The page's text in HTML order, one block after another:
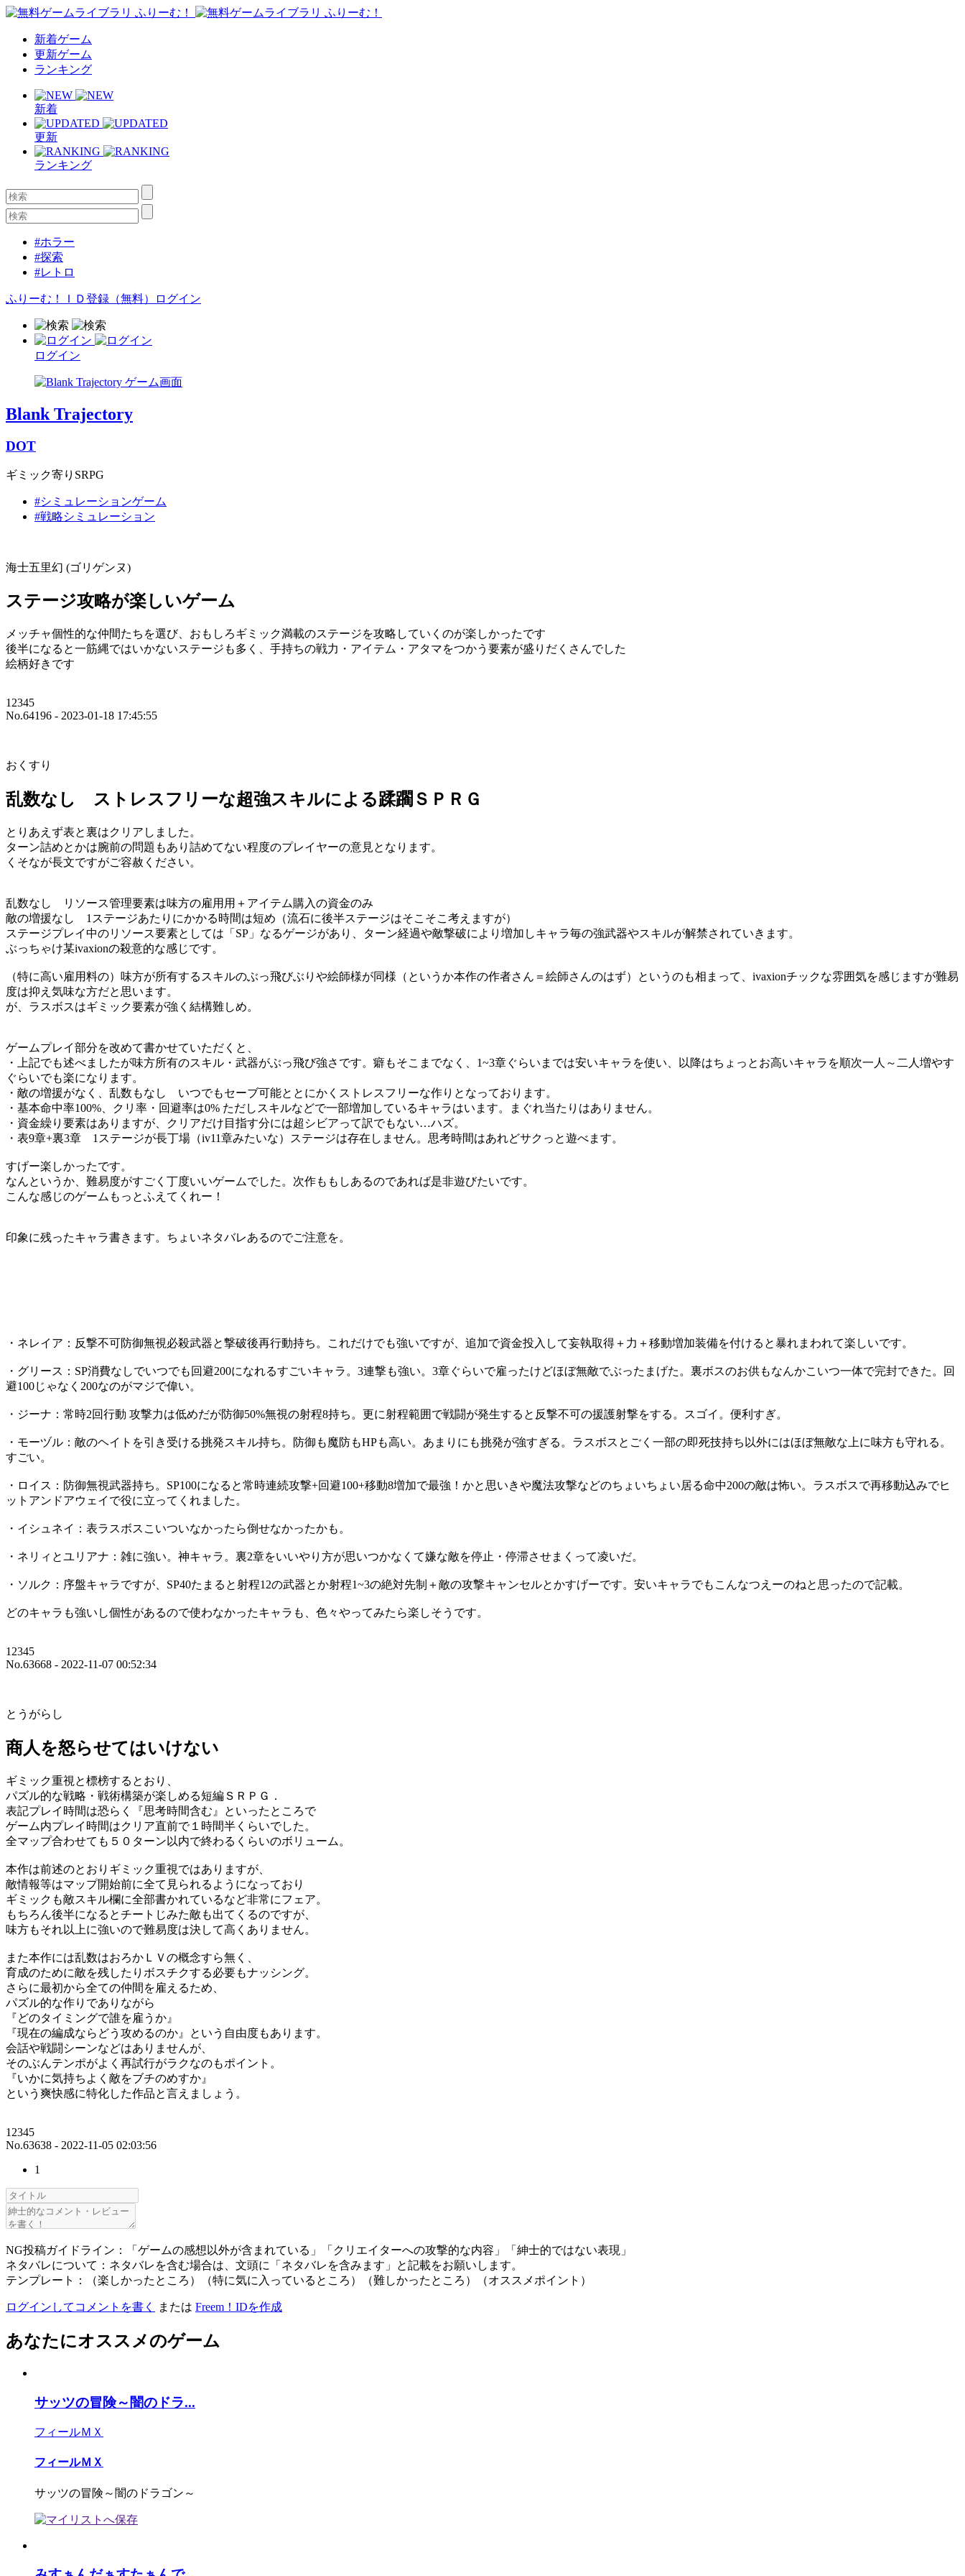
新着ゲーム
更新ゲーム
ランキング
新着
更新
ランキング
#ホラー
#探索
#レトロ
ふりーむ！ＩＤ登録（無料） ログイン
ログイン
Blank Trajectory
DOT
ギミック寄りSRPG
#シミュレーションゲーム
#戦略シミュレーション
海士五里幻 (ゴリゲンヌ)
ステージ攻略が楽しいゲーム
メッチャ個性的な仲間たちを選び、おもしろギミック満載のステージを攻略していくのが楽しかったです
後半になると一筋縄ではいかないステージも多く、手持ちの戦力・アイテム・アタマをつかう要素が盛りだくさんでした
絵柄好きです
12345
No.64196 - 2023-01-18 17:45:55
おくすり
乱数なし ストレスフリーな超強スキルによる蹂躙ＳＰＲＧ
とりあえず表と裏はクリアしました。
ターン詰めとかは腕前の問題もあり詰めてない程度のプレイヤーの意見となります。
くそなが長文ですがご容赦ください。
乱数なし リソース管理要素は味方の雇用用＋アイテム購入の資金のみ
敵の増援なし 1ステージあたりにかかる時間は短め（流石に後半ステージはそこそこ考えますが）
ステージプレイ中のリソース要素としては「SP」なるゲージがあり、ターン経過や敵撃破により増加しキャラ毎の強武器やスキルが解禁されていきます。
ぶっちゃけ某ivaxionの殺意的な感じです。
（特に高い雇用料の）味方が所有するスキルのぶっ飛びぶりや絵師様が同様（というか本作の作者さん＝絵師さんのはず）というのも相まって、ivaxionチックな雰囲気を感じますが難易
度は抑え気味な方だと思います。
が、ラスボスはギミック要素が強く結構難しめ。
ゲームプレイ部分を改めて書かせていただくと、
・上記でも述べましたが味方所有のスキル・武器がぶっ飛び強さです。癖もそこまでなく、1~3章ぐらいまでは安いキャラを使い、以降はちょっとお高いキャラを順次一人～二人増やす
ぐらいでも楽になります。
・敵の増援がなく、乱数もなし いつでもセーブ可能ととにかくストレスフリーな作りとなっております。
・基本命中率100%、クリ率・回避率は0% ただしスキルなどで一部増加しているキャラはいます。まぐれ当たりはありません。
・資金繰り要素はありますが、クリアだけ目指す分には超シビアって訳でもない…ハズ。
・表9章+裏3章 1ステージが長丁場（iv11章みたいな）ステージは存在しません。思考時間はあれどサクっと遊べます。
すげー楽しかったです。
なんというか、難易度がすごく丁度いいゲームでした。次作ももしあるのであれば是非遊びたいです。
こんな感じのゲームもっとふえてくれー！
印象に残ったキャラ書きます。ちょいネタバレあるのでご注意を。
・ネレイア：反撃不可防御無視必殺武器と撃破後再行動持ち。これだけでも強いですが、追加で資金投入して妄執取得＋力＋移動増加装備を付けると暴れまわれて楽しいです。
・グリース：SP消費なしでいつでも回避200になれるすごいキャラ。3連撃も強い。3章ぐらいで雇ったけどほぼ無敵でぶったまげた。裏ボスのお供もなんかこいつ一体で完封できた。回
避100じゃなく200なのがマジで偉い。
・ジーナ：常時2回行動 攻撃力は低めだが防御50%無視の射程8持ち。更に射程範囲で戦闘が発生すると反撃不可の援護射撃をする。スゴイ。便利すぎ。
・モーヅル：敵のヘイトを引き受ける挑発スキル持ち。防御も魔防もHPも高い。あまりにも挑発が強すぎる。ラスボスとごく一部の即死技持ち以外にはほぼ無敵な上に味方も守れる。
すごい。
・ロイス：防御無視武器持ち。SP100になると常時連続攻撃+回避100+移動8増加で最強！かと思いきや魔法攻撃などのちょいちょい居る命中200の敵は怖い。ラスボスで再移動込みでヒ
ットアンドアウェイで役に立ってくれました。
・イシュネイ：表ラスボスこいついなかったら倒せなかったかも。
・ネリィとユリアナ：雑に強い。神キャラ。裏2章をいいやり方が思いつかなくて嫌な敵を停止・停滞させまくって凌いだ。
・ソルク：序盤キャラですが、SP40たまると射程12の武器とか射程1~3の絶対先制＋敵の攻撃キャンセルとかすげーです。安いキャラでもこんなつえーのねと思ったので記載。
どのキャラも強いし個性があるので使わなかったキャラも、色々やってみたら楽しそうです。
12345
No.63668 - 2022-11-07 00:52:34
とうがらし
商人を怒らせてはいけない
ギミック重視と標榜するとおり、
パズル的な戦略・戦術構築が楽しめる短編ＳＲＰＧ．
表記プレイ時間は恐らく『思考時間含む』といったところで
ゲーム内プレイ時間はクリア直前で１時間半くらいでした。
全マップ合わせても５０ターン以内で終わるくらいのボリューム。
本作は前述のとおりギミック重視ではありますが、
敵情報等はマップ開始前に全て見られるようになっており
ギミックも敵スキル欄に全部書かれているなど非常にフェア。
もちろん後半になるとチートじみた敵も出てくるのですが、
味方もそれ以上に強いので難易度は決して高くありません。
また本作には乱数はおろかＬＶの概念すら無く、
育成のために敵を残したりボスチクする必要もナッシング。
さらに最初から全ての仲間を雇えるため、
パズル的な作りでありながら
『どのタイミングで誰を雇うか』
『現在の編成ならどう攻めるのか』という自由度もあります。
会話や戦闘シーンなどはありませんが、
そのぶんテンポがよく再試行がラクなのもポイント。
『いかに気持ちよく敵をブチのめすか』
という爽快感に特化した作品と言えましょう。
12345
No.63638 - 2022-11-05 02:03:56
1
NG投稿ガイドライン：「ゲームの感想以外が含まれている」「クリエイターへの攻撃的な内容」「紳士的ではない表現」
ネタバレについて：ネタバレを含む場合は、文頭に「ネタバレを含みます」と記載をお願いします。
テンプレート：（楽しかったところ）（特に気に入っているところ）（難しかったところ）（オススメポイント）
ログインしてコメントを書く または Freem！IDを作成
あなたにオススメのゲーム
サッツの冒険～闇のドラ...
フィールＭＸ
フィールＭＸ
サッツの冒険～闇のドラゴン～